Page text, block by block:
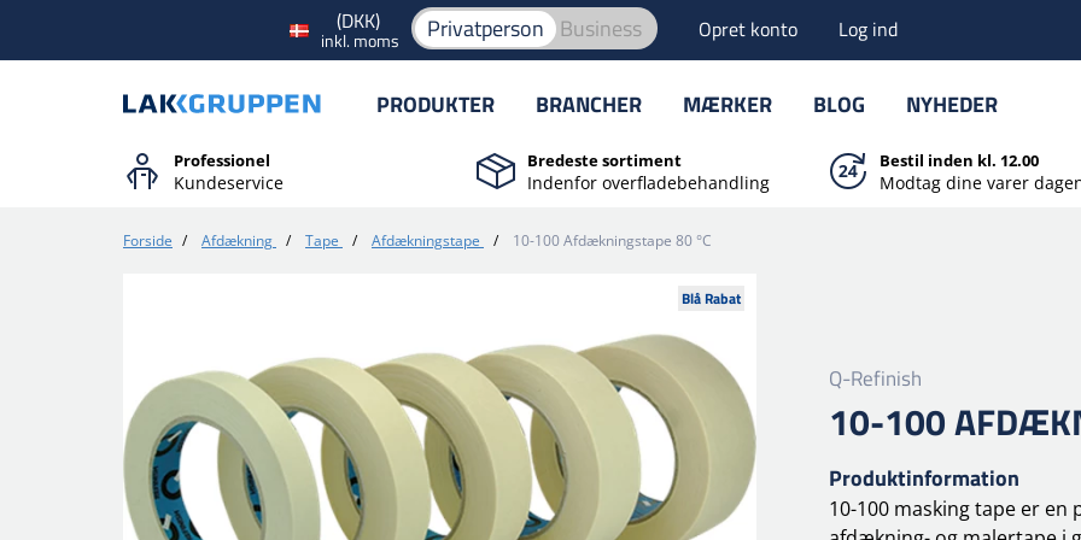
(DKK)
inkl. moms Privatperson Business Opret konto Log ind
PRODUKTER BRANCHER MÆRKER BLOG NYHEDER
Professionel
Kundeservice
Bredeste sortiment
Indenfor overfladebehandling
Bestil inden kl. 12.00
Modtag dine varer
Forside / Afdækning / Tape / Afdækningstape / 10-100 Afdækningstape 80 °C
Blå Rabat
Q-Refinish
10-100
Produktinformation
10-100 masking tape er en